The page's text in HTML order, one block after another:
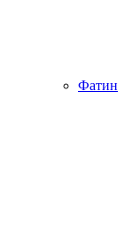
Фатин